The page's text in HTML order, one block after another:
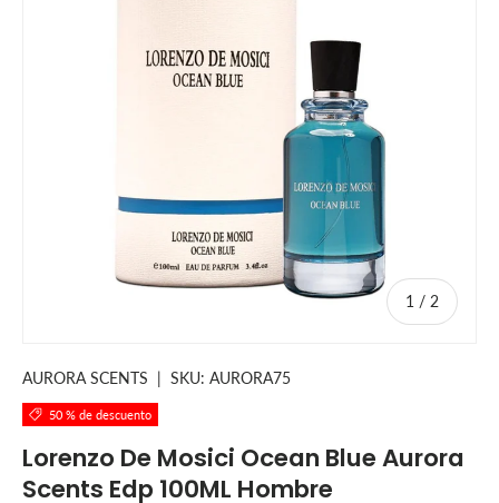
1 / de
2
AURORA SCENTS | SKU: AURORA75
50 % de descuento
Lorenzo De Mosici Ocean Blue Aurora
Scents Edp 100ML Hombre